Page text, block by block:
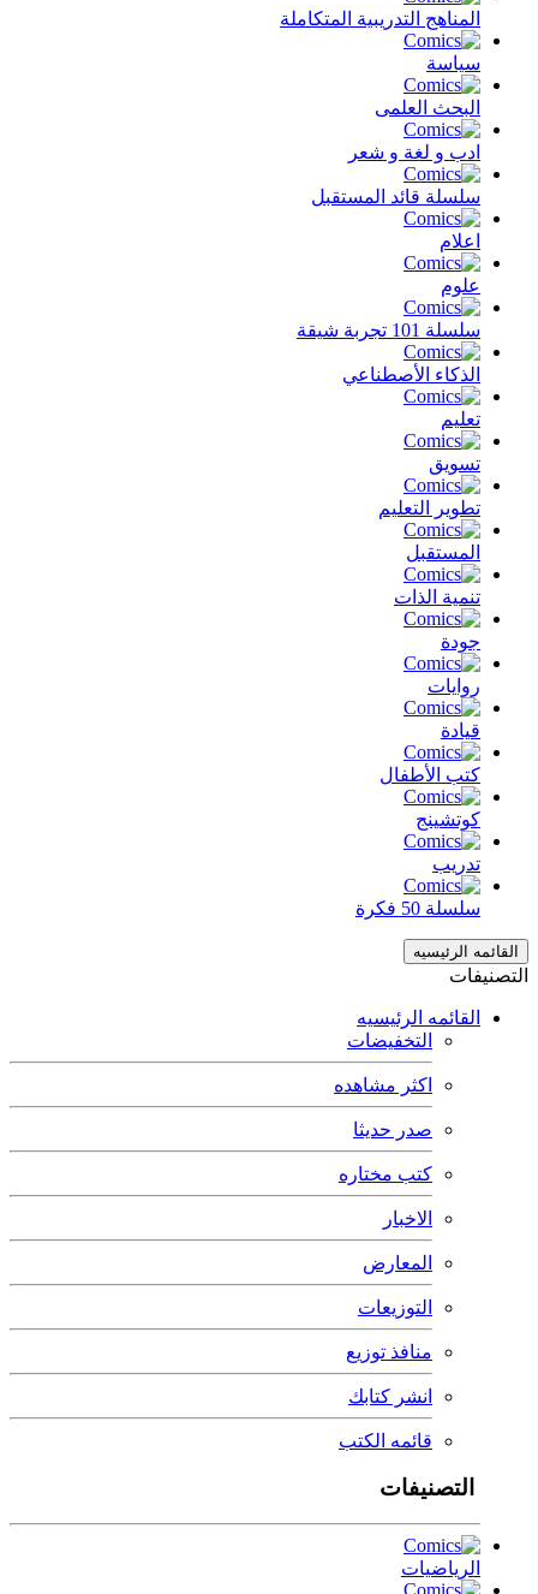
المناهج التدريبية المتكاملة
سياسة
البحث العلمى
ادب و لغة و شعر
سلسلة قائد المستقبل
اعلام
علوم
سلسلة 101 تجربة شيقة
الذكاء الأصطناعي
تعليم
تسويق
تطوير التعليم
المستقبل
تنمية الذات
جودة
روايات
قيادة
كتب الأطفال
كوتشينج
تدريب
سلسلة 50 فكرة
القائمه الرئيسيه
التصنيفات
القائمه الرئيسيه
التخفيضات
اكثر مشاهده
صدر حديثا
كتب مختاره
الاخبار
المعارض
التوزيعات
منافذ توزيع
انشر كتابك
قائمه الكتب
التصنيفات
الرياضيات